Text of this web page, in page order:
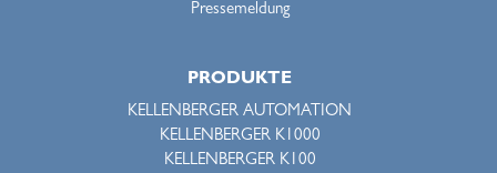
Pressemeldung
PRODUKTE
KELLENBERGER AUTOMATION
KELLENBERGER K1000
KELLENBERGER K100